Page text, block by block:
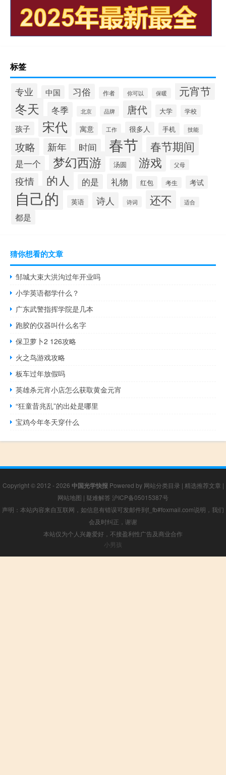
标签
专业 中国 习俗 作者 你可以 保暖 元宵节
冬天 冬季 北京 品牌 唐代 大学 学校
孩子 宋代 寓意 工作 很多人 手机 技能
攻略 新年 时间 春节 春节期间
是一个 梦幻西游 汤圆 游戏 父母
疫情 的人 的是 礼物 红包 考生 考试
自己的 英语 诗人 诗词 还不 适合
都是
猜你想看的文章
邹城大束大洪沟过年开业吗
小学英语都学什么？
广东武警指挥学院是几本
跑胶的仪器叫什么名字
保卫萝卜2 126攻略
火之鸟游戏攻略
板车过年放假吗
英雄杀元宵小店怎么获取黄金元宵
“狂童昔兆乱”的出处是哪里
宝鸡今年冬天穿什么
Copyright © 2012 - 2026 中国光学快报 Powered by 网站分类目录 | 精选推荐文章 |
网站地图 | 疑难解答 沪ICP备05015387号
声明：本站内容来自互联网，如信息有错误可发邮件到f_fb#foxmail.com说明，我们
会及时纠正，谢谢
本站仅为个人兴趣爱好，不接盈利性广告及商业合作
小男孩